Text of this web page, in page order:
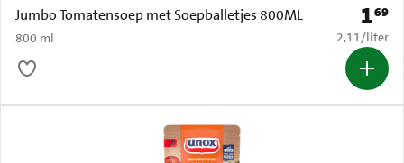
Jumbo Tomatensoep met Soepballetjes 800ML
800 ml
Prijs:
169
€ 2,11 per
2,11/liter